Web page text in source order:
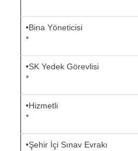
•Bina Yöneticisi
*
•SK Yedek Görevlisi
*
•Hizmetli
*
•Şehir İçi Sınav Evrakı